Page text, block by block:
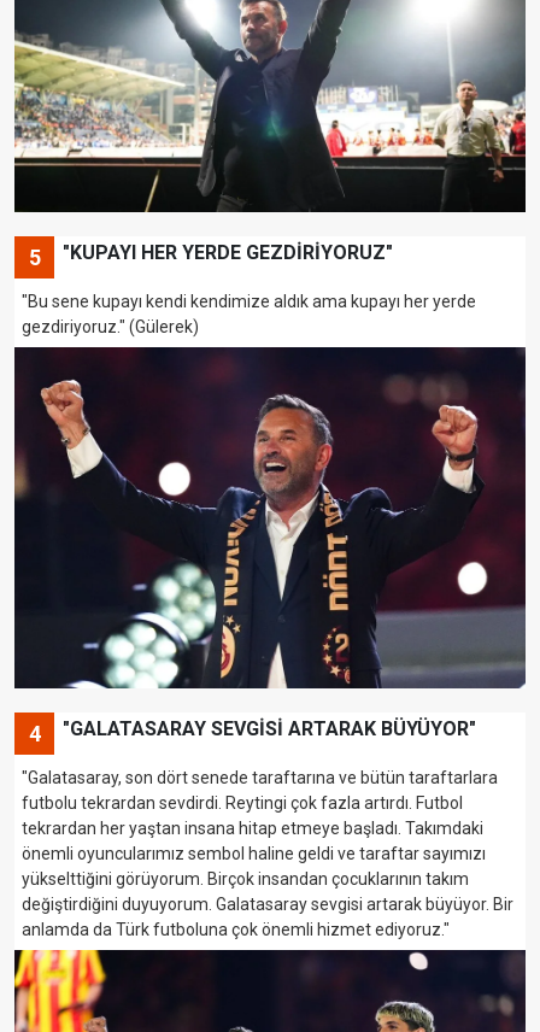
5 "KUPAYI HER YERDE GEZDİRİYORUZ"
"Bu sene kupayı kendi kendimize aldık ama kupayı her yerde
gezdiriyoruz." (Gülerek)
4 "GALATASARAY SEVGİSİ ARTARAK BÜYÜYOR"
"Galatasaray, son dört senede taraftarına ve bütün taraftarlara
futbolu tekrardan sevdirdi. Reytingi çok fazla artırdı. Futbol
tekrardan her yaştan insana hitap etmeye başladı. Takımdaki
önemli oyuncularımız sembol haline geldi ve taraftar sayımızı
yükselttiğini görüyorum. Birçok insandan çocuklarının takım
değiştirdiğini duyuyorum. Galatasaray sevgisi artarak büyüyor. Bir
anlamda da Türk futboluna çok önemli hizmet ediyoruz."